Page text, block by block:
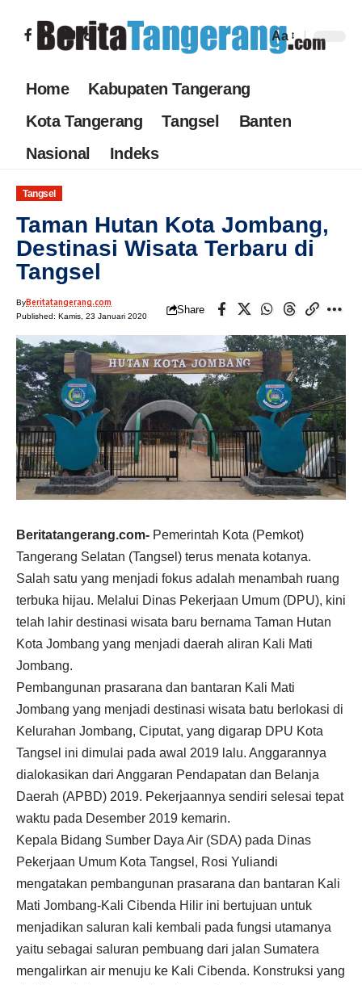
Aa
Home
Kabupaten Tangerang
Kota Tangerang
Tangsel
Banten
Nasional
Indeks
Tangsel
Taman Hutan Kota Jombang,
Destinasi Wisata Terbaru di
Tangsel
ByBeritatangerang.com
Published: Kamis, 23 Januari 2020
Share
Beritatangerang.com- Pemerintah Kota (Pemkot)
Tangerang Selatan (Tangsel) terus menata kotanya.
Salah satu yang menjadi fokus adalah menambah ruang
terbuka hijau. Melalui Dinas Pekerjaan Umum (DPU), kini
telah lahir destinasi wisata baru bernama Taman Hutan
Kota Jombang yang menjadi daerah aliran Kali Mati
Jombang.
Pembangunan prasarana dan bantaran Kali Mati
Jombang yang menjadi destinasi wisata batu berlokasi di
Kelurahan Jombang, Ciputat, yang digarap DPU Kota
Tangsel ini dimulai pada awal 2019 lalu. Anggarannya
dialokasikan dari Anggaran Pendapatan dan Belanja
Daerah (APBD) 2019. Pekerjaannya sendiri selesai tepat
waktu pada Desember 2019 kemarin.
Kepala Bidang Sumber Daya Air (SDA) pada Dinas
Pekerjaan Umum Kota Tangsel, Rosi Yuliandi
mengatakan pembangunan prasarana dan bantaran Kali
Mati Jombang-Kali Cibenda Hilir ini bertujuan untuk
menjadikan saluran kali kembali pada fungsi utamanya
yaitu sebagai saluran pembuang dari jalan Sumatera
mengalirkan air menuju ke Kali Cibenda. Konstruksi yang